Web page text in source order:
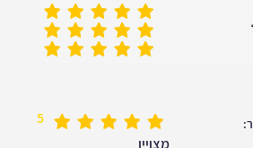
5
מצויין